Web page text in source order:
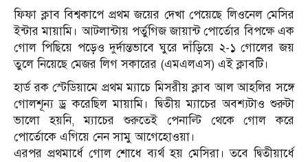
ফিফা ক্লাব বিশ্বকাপে প্রথম জয়ের দেখা পেয়েছে লিওনেল মেসির
ইন্টার মায়ামি। আটলান্টায় পর্তুগিজ জায়ান্ট পোর্তোর বিপক্ষে এক
গোল পিছিয়ে পড়েও দুর্দান্তভাবে ঘুরে দাঁড়িয়ে ২-১ গোলের জয়
তুলে নিয়েছে মেজর লিগ সকারের (এমএলএস) এই ক্লাবটি।
হার্ড রক স্টেডিয়ামে প্রথম ম্যাচে মিসরীয় ক্লাব আল আহলির সঙ্গে
গোলশূন্য ড্র করেছিল মায়ামি। দ্বিতীয় ম্যাচের অবশ্যটাও শুরুটা
ভালো হয়নি, ম্যাচের শুরুতেই পেনাল্টি থেকে গোল করে
পোর্তোকে এগিয়ে নেন সামু আগেহোওয়া।
এরপর প্রথমার্ধে গোল শোধে ব্যর্থ হয় মেসিরা। তবে দ্বিতীয়ার্ধে